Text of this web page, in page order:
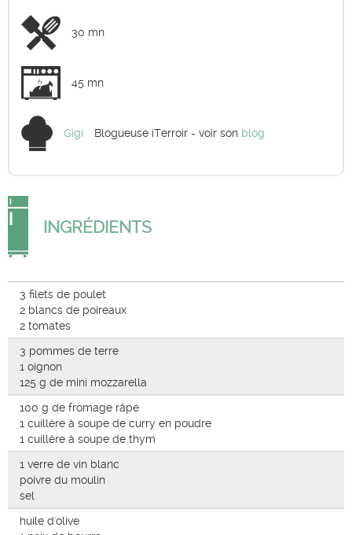
30 mn
45 mn
Gigi Blogueuse iTerroir - voir son blog
INGRÉDIENTS
3 filets de poulet
2 blancs de poireaux
2 tomates
3 pommes de terre
1 oignon
125 g de mini mozzarella
100 g de fromage râpé
1 cuillère à soupe de curry en poudre
1 cuillère à soupe de thym
1 verre de vin blanc
poivre du moulin
sel
huile d'olive